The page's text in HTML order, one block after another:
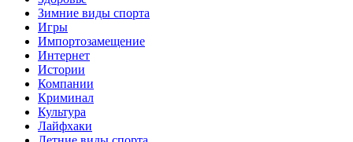
Зимние виды спорта
Игры
Импортозамещение
Интернет
Истории
Компании
Криминал
Культура
Лайфхаки